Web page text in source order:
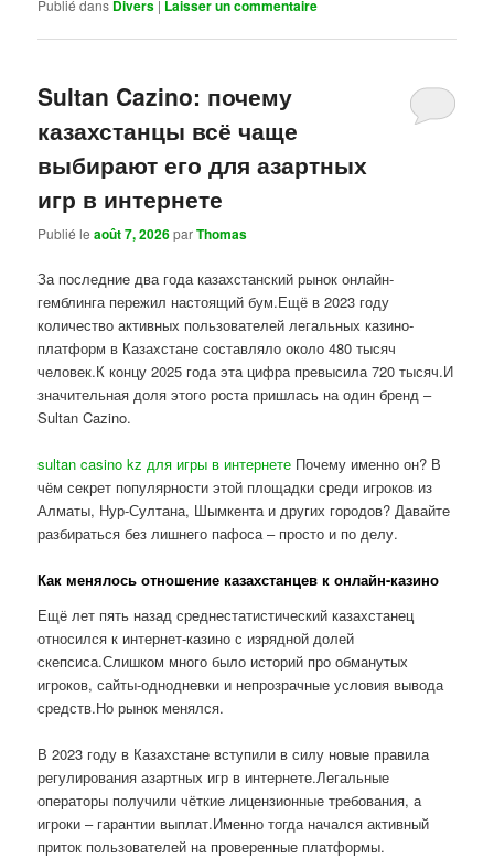
Publié dans Divers | Laisser un commentaire
Sultan Cazino: почему
казахстанцы всё чаще
выбирают его для азартных
игр в интернете
Publié leaoût 7, 2026parThomas
За последние два года казахстанский рынок онлайн-
гемблинга пережил настоящий бум.Ещё в 2023 году
количество активных пользователей легальных казино-
платформ в Казахстане составляло около 480 тысяч
человек.К концу 2025 года эта цифра превысила 720 тысяч.И
значительная доля этого роста пришлась на один бренд –
Sultan Cazino.
sultan casino kz для игры в интернете Почему именно он? В
чём секрет популярности этой площадки среди игроков из
Алматы, Нур-Султана, Шымкента и других городов? Давайте
разбираться без лишнего пафоса – просто и по делу.
Как менялось отношение казахстанцев к онлайн-казино
Ещё лет пять назад среднестатистический казахстанец
относился к интернет-казино с изрядной долей
скепсиса.Слишком много было историй про обманутых
игроков, сайты-однодневки и непрозрачные условия вывода
средств.Но рынок менялся.
В 2023 году в Казахстане вступили в силу новые правила
регулирования азартных игр в интернете.Легальные
операторы получили чёткие лицензионные требования, а
игроки – гарантии выплат.Именно тогда начался активный
приток пользователей на проверенные платформы.